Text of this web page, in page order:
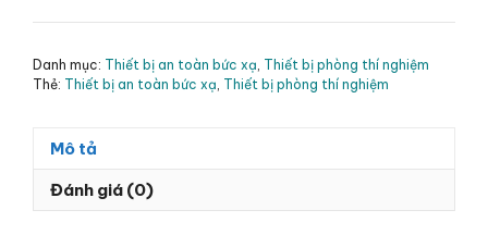
Danh mục: Thiết bị an toàn bức xạ, Thiết bị phòng thí nghiệm
Thẻ: Thiết bị an toàn bức xạ, Thiết bị phòng thí nghiệm
Mô tả
Đánh giá (0)